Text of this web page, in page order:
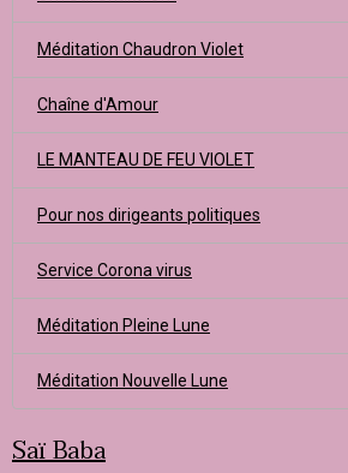
Méditation Chaudron Violet
Chaîne d'Amour
LE MANTEAU DE FEU VIOLET
Pour nos dirigeants politiques
Service Corona virus
Méditation Pleine Lune
Méditation Nouvelle Lune
Saï Baba